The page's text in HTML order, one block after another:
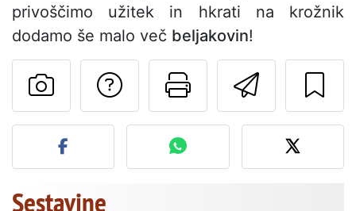
privoščimo užitek in hkrati na krožnik
dodamo še malo več beljakovin!
Pošlji
Natisni to
Postavite
Objavite svojo fotografijo
Sestavine